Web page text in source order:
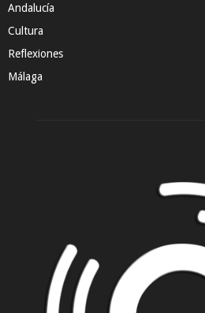
Andalucía
Cultura
Reflexiones
Málaga